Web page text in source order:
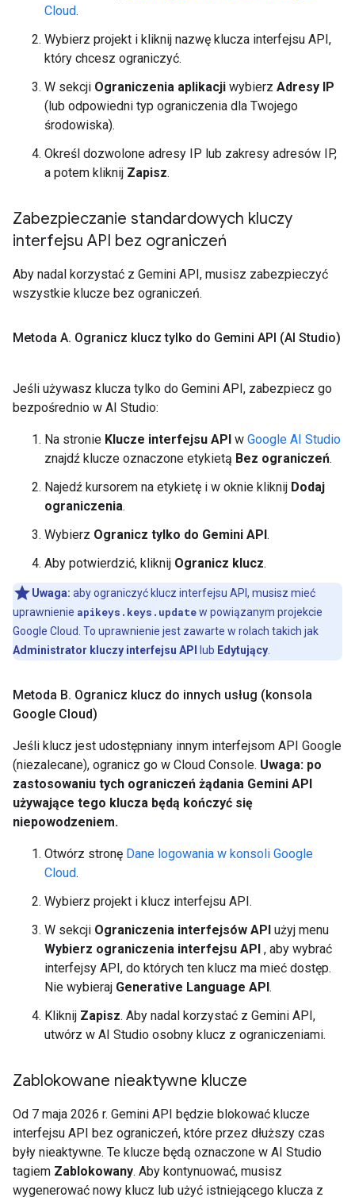
Cloud.
Wybierz projekt i kliknij nazwę klucza interfejsu API,
który chcesz ograniczyć.
W sekcji Ograniczenia aplikacji wybierz Adresy IP
(lub odpowiedni typ ograniczenia dla Twojego
środowiska).
Określ dozwolone adresy IP lub zakresy adresów IP,
a potem kliknij Zapisz.
Zabezpieczanie standardowych kluczy
interfejsu API bez ograniczeń
Aby nadal korzystać z Gemini API, musisz zabezpieczyć
wszystkie klucze bez ograniczeń.
Metoda A. Ogranicz klucz tylko do Gemini API (AI Studio)
Jeśli używasz klucza tylko do Gemini API, zabezpiecz go
bezpośrednio w AI Studio:
Na stronie Klucze interfejsu API w Google AI Studio
znajdź klucze oznaczone etykietą Bez ograniczeń.
Najedź kursorem na etykietę i w oknie kliknij Dodaj
ograniczenia.
Wybierz Ogranicz tylko do Gemini API.
Aby potwierdzić, kliknij Ogranicz klucz.
Uwaga: aby ograniczyć klucz interfejsu API, musisz mieć
uprawnienie apikeys.keys.updatew powiązanym projekcie
Google Cloud. To uprawnienie jest zawarte w rolach takich jak
Administrator kluczy interfejsu API
lub Edytujący
Metoda B. Ogranicz klucz do innych usług (konsola
Google Cloud)
Jeśli klucz jest udostępniany innym interfejsom API Google
(niezalecane), ogranicz go w Cloud Console. Uwaga: po
zastosowaniu tych ograniczeń żądania Gemini API
używające tego klucza będą kończyć się
niepowodzeniem.
Otwórz stronę Dane logowania w konsoli Google
Cloud.
Wybierz projekt i klucz interfejsu API.
W sekcji Ograniczenia interfejsów API użyj menu
Wybierz ograniczenia interfejsu API , aby wybrać
interfejsy API, do których ten klucz ma mieć dostęp.
Nie wybieraj Generative Language API.
Kliknij Zapisz. Aby nadal korzystać z Gemini API,
utwórz w AI Studio osobny klucz z ograniczeniami.
Zablokowane nieaktywne klucze
Od 7 maja 2026 r. Gemini API będzie blokować klucze
interfejsu API bez ograniczeń, które przez dłuższy czas
były nieaktywne. Te klucze będą oznaczone w AI Studio
tagiem Zablokowany. Aby kontynuować, musisz
wygenerować nowy klucz lub użyć istniejącego klucza z